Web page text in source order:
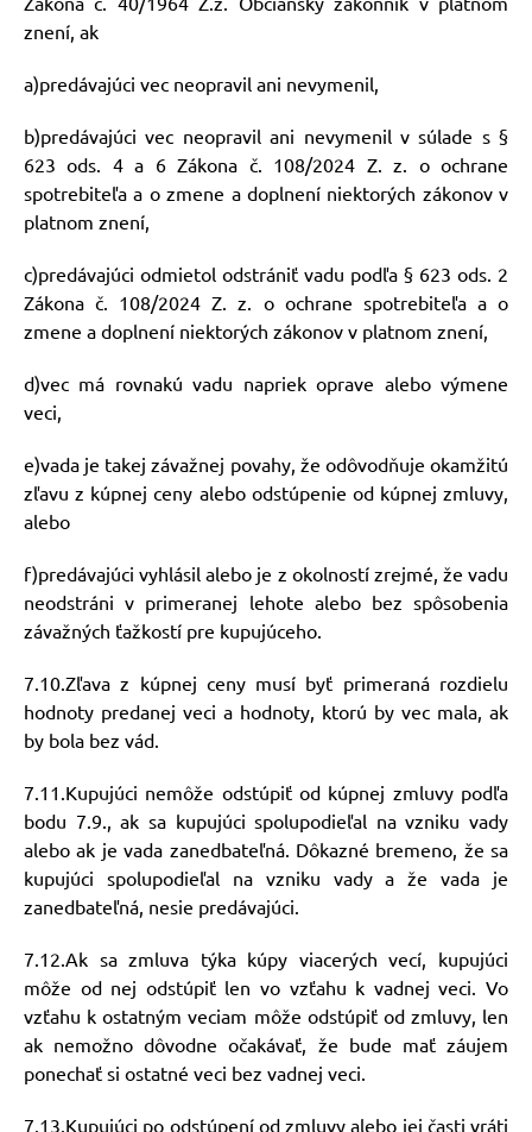
znení, ak
a)predávajúci vec neopravil ani nevymenil,
b)predávajúci vec neopravil ani nevymenil v súlade s §
623 ods. 4 a 6 Zákona č. 108/2024 Z. z. o ochrane
spotrebiteľa a o zmene a doplnení niektorých zákonov v
platnom znení,
c)predávajúci odmietol odstrániť vadu podľa § 623 ods. 2
Zákona č. 108/2024 Z. z. o ochrane spotrebiteľa a o
zmene a doplnení niektorých zákonov v platnom znení,
d)vec má rovnakú vadu napriek oprave alebo výmene
veci,
e)vada je takej závažnej povahy, že odôvodňuje okamžitú
zľavu z kúpnej ceny alebo odstúpenie od kúpnej zmluvy,
alebo
f)predávajúci vyhlásil alebo je z okolností zrejmé, že vadu
neodstráni v primeranej lehote alebo bez spôsobenia
závažných ťažkostí pre kupujúceho.
7.10.Zľava z kúpnej ceny musí byť primeraná rozdielu
hodnoty predanej veci a hodnoty, ktorú by vec mala, ak
by bola bez vád.
7.11.Kupujúci nemôže odstúpiť od kúpnej zmluvy podľa
bodu 7.9., ak sa kupujúci spolupodieľal na vzniku vady
alebo ak je vada zanedbateľná. Dôkazné bremeno, že sa
kupujúci spolupodieľal na vzniku vady a že vada je
zanedbateľná, nesie predávajúci.
7.12.Ak sa zmluva týka kúpy viacerých vecí, kupujúci
môže od nej odstúpiť len vo vzťahu k vadnej veci. Vo
vzťahu k ostatným veciam môže odstúpiť od zmluvy, len
ak nemožno dôvodne očakávať, že bude mať záujem
ponechať si ostatné veci bez vadnej veci.
7.13.Kupujúci po odstúpení od zmluvy alebo jej časti vráti